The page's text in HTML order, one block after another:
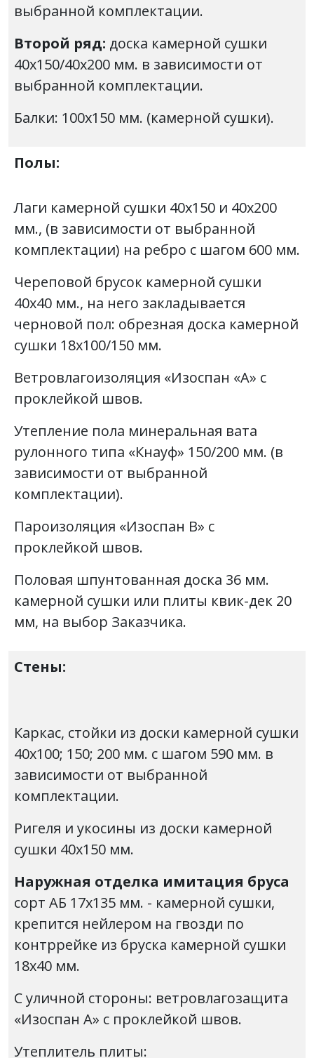
выбранной комплектации.
Второй ряд: доска камерной сушки
40х150/40х200 мм. в зависимости от
выбранной комплектации.
Балки: 100х150 мм. (камерной сушки).
Полы:
Лаги камерной сушки 40х150 и 40х200
мм., (в зависимости от выбранной
комплектации) на ребро с шагом 600 мм.
Череповой брусок камерной сушки
40х40 мм., на него закладывается
черновой пол: обрезная доска камерной
сушки 18х100/150 мм.
Ветровлагоизоляция «Изоспан «А» с
проклейкой швов.
Утепление пола минеральная вата
рулонного типа «Кнауф» 150/200 мм. (в
зависимости от выбранной
комплектации).
Пароизоляция «Изоспан В» с
проклейкой швов.
Половая шпунтованная доска 36 мм.
камерной сушки или плиты квик-дек 20
мм, на выбор Заказчика.
Стены:
Каркас, стойки из доски камерной сушки
40х100; 150; 200 мм. с шагом 590 мм. в
зависимости от выбранной
комплектации.
Ригеля и укосины из доски камерной
сушки 40х150 мм.
Наружная отделка имитация бруса
сорт АБ 17х135 мм. - камерной сушки,
крепится нейлером на гвозди по
контррейке из бруска камерной сушки
18х40 мм.
С уличной стороны: ветровлагозащита
«Изоспан А» с проклейкой швов.
Утеплитель плиты: